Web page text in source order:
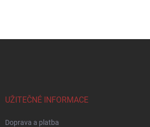
UŽITEČNÉ INFORMACE
Doprava a platba